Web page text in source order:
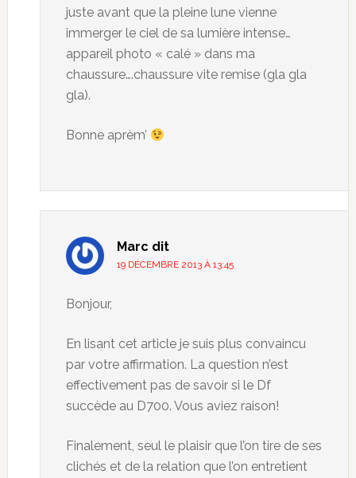
juste avant que la pleine lune vienne
immerger le ciel de sa lumière intense…
appareil photo « calé » dans ma
chaussure….chaussure vite remise (gla gla
gla).
Bonne aprèm’
Marc dit
19 DÉCEMBRE 2013 À 13:45
Bonjour,
En lisant cet article je suis plus convaincu
par votre affirmation. La question n’est
effectivement pas de savoir si le Df
succède au D700. Vous aviez raison!
Finalement, seul le plaisir que l’on tire de ses
clichés et de la relation que l’on entretient